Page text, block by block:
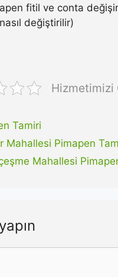
fitil ve conta
değiştirilir)
Hizmetimizi
Tamiri
Mahallesi Pimapen
Mahallesi